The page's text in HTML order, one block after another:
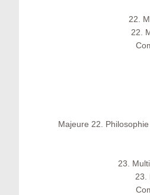
22.
22.
Majeure 22.
23.
23.